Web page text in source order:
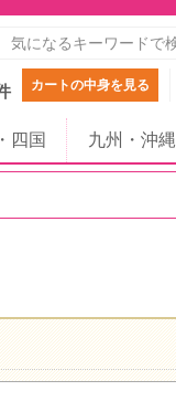
カートの中身を見る
四国 九州・沖縄